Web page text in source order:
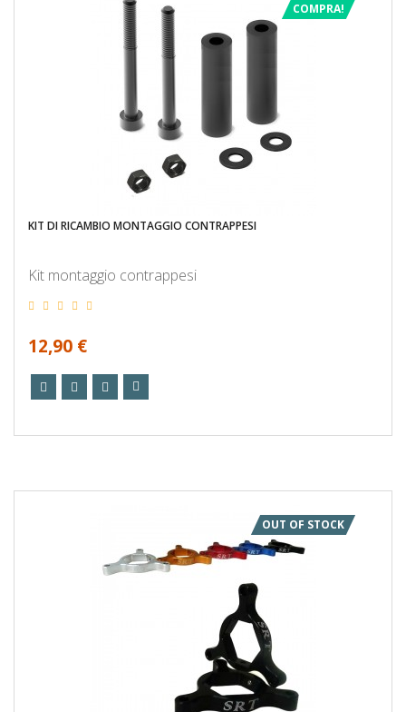
COMPRA!
KIT DI RICAMBIO MONTAGGIO CONTRAPPESI
Kit montaggio contrappesi
12,90 €
OUT OF STOCK